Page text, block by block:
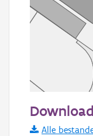
Informatie
Alle